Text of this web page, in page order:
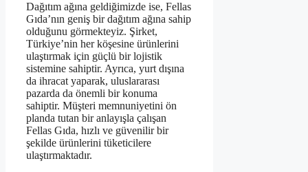
Dağıtım ağına geldiğimizde ise, Fellas
Gıda’nın geniş bir dağıtım ağına sahip
olduğunu görmekteyiz. Şirket,
Türkiye’nin her köşesine ürünlerini
ulaştırmak için güçlü bir lojistik
sistemine sahiptir. Ayrıca, yurt dışına
da ihracat yaparak, uluslararası
pazarda da önemli bir konuma
sahiptir. Müşteri memnuniyetini ön
planda tutan bir anlayışla çalışan
Fellas Gıda, hızlı ve güvenilir bir
şekilde ürünlerini tüketicilere
ulaştırmaktadır.